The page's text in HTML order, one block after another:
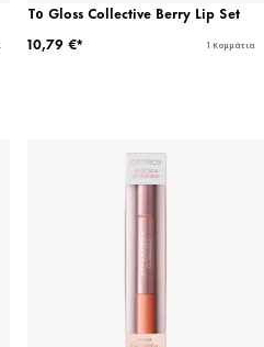
Το Gloss Collective Berry Lip Set
10,79 €*
1 Κομμάτια